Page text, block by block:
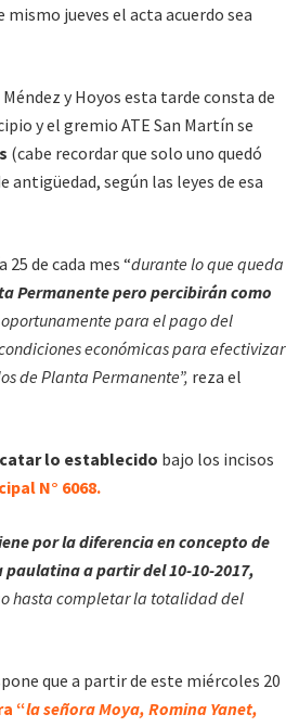
mismo jueves el acta acuerdo sea
y Hoyos esta tarde consta de
y el gremio ATE San Martín se
(cabe recordar que solo uno quedó
antigüedad, según las leyes de esa
de cada mes “durante lo que queda
Permanente pero percibirán como
para el pago del
económicas para efectivizar
de Planta Permanente”, reza el
lo establecido bajo los incisos
N° 6068.
por la diferencia en concepto de
a partir del 10-10-2017,
hasta completar la totalidad del
que a partir de este miércoles 20
“la señora Moya, Romina Yanet,